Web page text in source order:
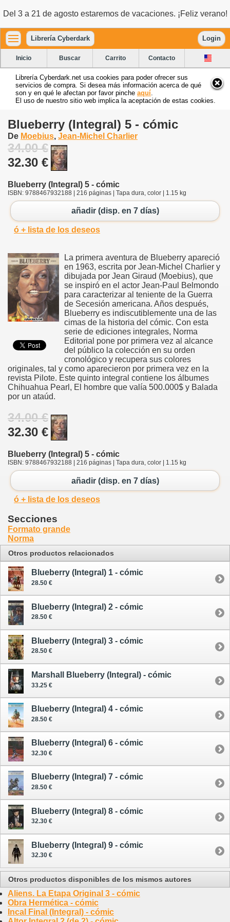
Del 3 a 21 de agosto estaremos de vacaciones. ¡Feliz verano!
Librería Cyberdark Login
Inicio Buscar Carrito Contacto
Librería Cyberdark.net usa cookies para poder ofrecer sus
servicios de compra. Si desea más información acerca de qué
son y en qué le afectan por favor pinche aquí
El uso de nuestro sitio web implica la aceptación de estas cookies.
Blueberry (Integral) 5 - cómic
De Moebius, Jean-Michel Charlier
34.00 €
32.30 €
Blueberry (Integral) 5 - cómic
ISBN: 9788467932188 | 216 páginas | Tapa dura, color | 1.15 kg
añadir (disp. en 7 días)
ó + lista de los deseos
La primera aventura de Blueberry apareció
en 1963, escrita por Jean-Michel Charlier y
dibujada por Jean Giraud (Moebius), que
se inspiró en el actor Jean-Paul Belmondo
para caracterizar al teniente de la Guerra
de Secesión americana. Años después,
Blueberry es indiscutiblemente una de las
cimas de la historia del cómic. Con esta
serie de ediciones integrales, Norma
Editorial pone por primera vez al alcance
del público la colección en su orden
cronológico y recupera sus colores
originales, tal y como aparecieron por primera vez en la
revista Pilote. Este quinto integral contiene los álbumes
Chihuahua Pearl, El hombre que valía 500.000$ y Balada
por un ataúd.
34.00 €
32.30 €
Blueberry (Integral) 5 - cómic
ISBN: 9788467932188 | 216 páginas | Tapa dura, color | 1.15 kg
añadir (disp. en 7 días)
ó + lista de los deseos
Secciones
Formato grande
Norma
Otros productos relacionados
Blueberry (Integral) 1 - cómic
28.50 €
Blueberry (Integral) 2 - cómic
28.50 €
Blueberry (Integral) 3 - cómic
28.50 €
Marshall Blueberry (Integral) - cómic
33.25 €
Blueberry (Integral) 4 - cómic
28.50 €
Blueberry (Integral) 6 - cómic
32.30 €
Blueberry (Integral) 7 - cómic
28.50 €
Blueberry (Integral) 8 - cómic
32.30 €
Blueberry (Integral) 9 - cómic
32.30 €
Otros productos disponibles de los mismos autores
Aliens. La Etapa Original 3 - cómic
Obra Hermética - cómic
Incal Final (Integral) - cómic